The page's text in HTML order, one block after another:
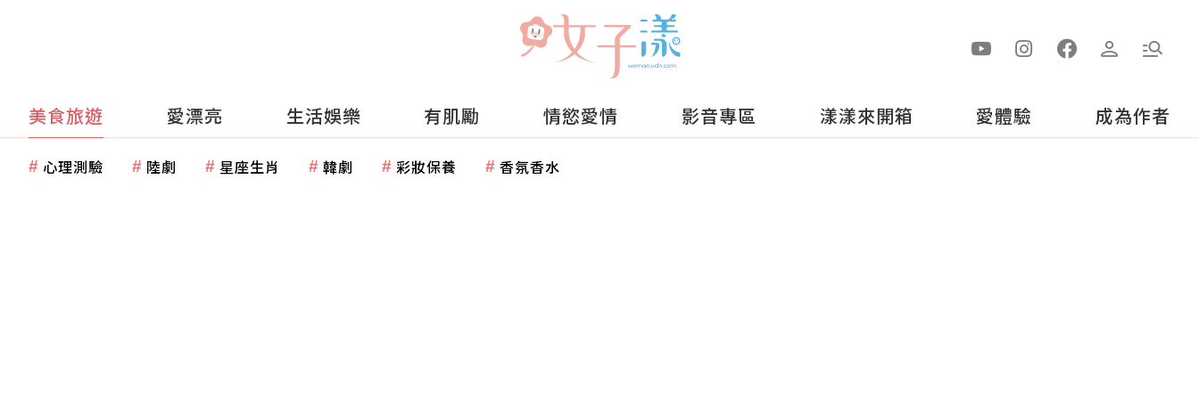
美食旅遊 愛漂亮 生活娛樂 有肌勵 情慾愛情 影音專區 漾漾來開箱 愛體驗 成為作者
心理測驗 陸劇 星座生肖 韓劇 彩妝保養 香氛香水